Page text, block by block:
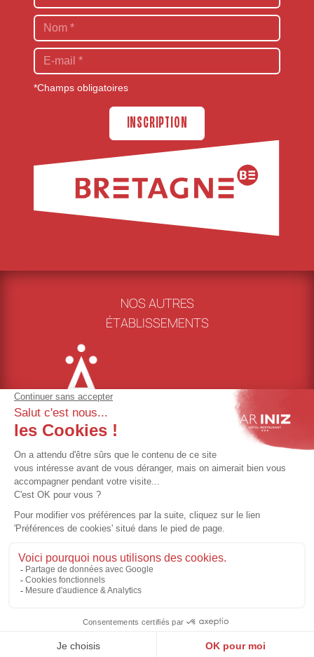
*Champs obligatoires
INSCRIPTION
NOS AUTRES
ÉTABLISSEMENTS
Gestion des cookies
Politique de vie privée
CGV
Règlement intérieur
©Ar Iniz – Réalisé par
Eliophot